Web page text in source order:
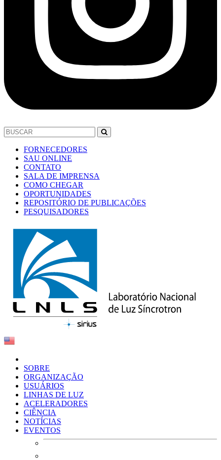
FORNECEDORES
SAU ONLINE
CONTATO
SALA DE IMPRENSA
COMO CHEGAR
OPORTUNIDADES
REPOSITÓRIO DE PUBLICAÇÕES
PESQUISADORES
SOBRE
ORGANIZAÇÃO
USUÁRIOS
LINHAS DE LUZ
ACELERADORES
CIÊNCIA
NOTÍCIAS
EVENTOS